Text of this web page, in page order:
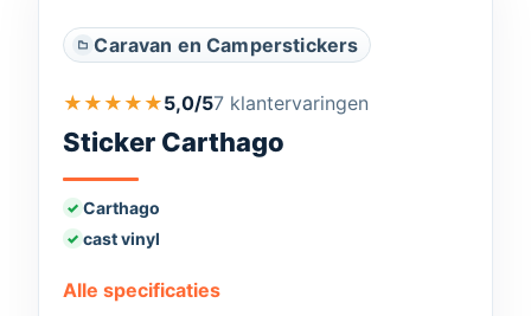
Caravan en Camperstickers
★ ★ ★ ★ ★5,0/57 klantervaringen
Sticker Carthago
Carthago
cast vinyl
Alle specificaties